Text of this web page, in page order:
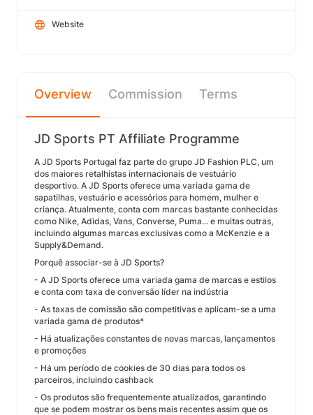
Website
Overview Commission Terms
JD Sports PT Affiliate Programme
A JD Sports Portugal faz parte do grupo JD Fashion PLC, um
dos maiores retalhistas internacionais de vestuário
desportivo. A JD Sports oferece uma variada gama de
sapatilhas, vestuário e acessórios para homem, mulher e
criança. Atualmente, conta com marcas bastante conhecidas
como Nike, Adidas, Vans, Converse, Puma... e muitas outras,
incluindo algumas marcas exclusivas como a McKenzie e a
Supply&Demand.
Porquê associar-se à JD Sports?
- A JD Sports oferece uma variada gama de marcas e estilos
e conta com taxa de conversão líder na indústria
- As taxas de comissão são competitivas e aplicam-se a uma
variada gama de produtos*
- Há atualizações constantes de novas marcas, lançamentos
e promoções
- Há um período de cookies de 30 dias para todos os
parceiros, incluindo cashback
- Os produtos são frequentemente atualizados, garantindo
que se podem mostrar os bens mais recentes assim que os